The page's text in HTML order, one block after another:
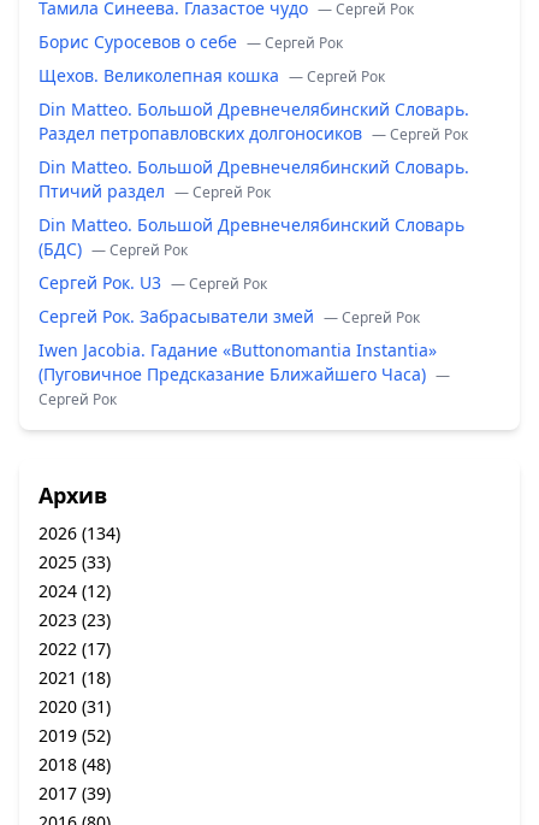
Тамила Синеева. Глазастое чудо — Сергей Рок
Борис Суросевов о себе — Сергей Рок
Щехов. Великолепная кошка — Сергей Рок
Din Matteo. Большой Древнечелябинский Словарь.
Раздел петропавловских долгоносиков — Сергей Рок
Din Matteo. Большой Древнечелябинский Словарь.
Птичий раздел — Сергей Рок
Din Matteo. Большой Древнечелябинский Словарь
(БДС) — Сергей Рок
Сергей Рок. U3 — Сергей Рок
Сергей Рок. Забрасыватели змей — Сергей Рок
Iwen Jacobia. Гадание «Buttonomantia Instantia»
(Пуговичное Предсказание Ближайшего Часа) —
Сергей Рок
Архив
2026 (134)
2025 (33)
2024 (12)
2023 (23)
2022 (17)
2021 (18)
2020 (31)
2019 (52)
2018 (48)
2017 (39)